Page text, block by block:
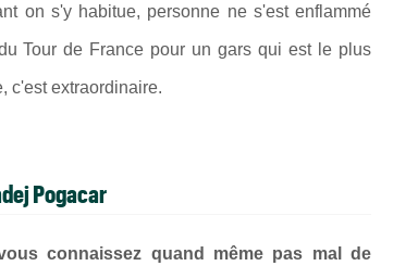
on s'y habitue, personne ne s'est enflammé
Tour de France pour un gars qui est le plus
c'est extraordinaire.
Pogacar
connaissez quand même pas mal de